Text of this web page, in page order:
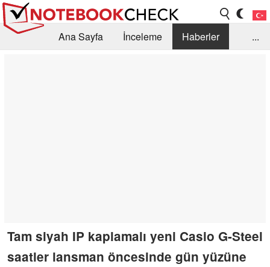
Ana Sayfa İnceleme
Haberler
...
Tam siyah IP kaplamalı yeni Casio G-Steel
saatler lansman öncesinde gün yüzüne